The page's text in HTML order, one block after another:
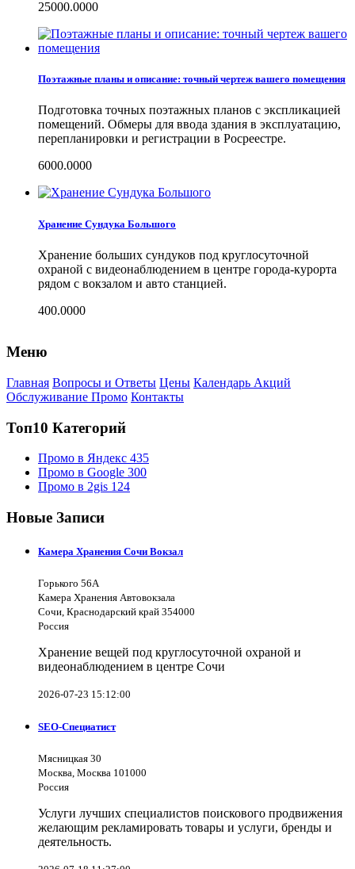
25000.0000
Поэтажные планы и описание: точный чертеж вашего помещения
Подготовка точных поэтажных планов с экспликацией
помещений. Обмеры для ввода здания в эксплуатацию,
перепланировки и регистрации в Росреестре.
6000.0000
Хранение Сундука Большого
Хранение больших сундуков под круглосуточной
охраной с видеонаблюдением в центре города-курорта
рядом с вокзалом и авто станцией.
400.0000
Меню
Главная Вопросы и Ответы Цены Календарь Акций
Обслуживание Промо Контакты
Топ10 Категорий
Промо в Яндекс 435
Промо в Google 300
Промо в 2gis 124
Новые Записи
Камера Хранения Сочи Вокзал
Горького 56А
Камера Хранения Автовокзала
Сочи, Краснодарский край 354000
Россия
Хранение вещей под круглосуточной охраной и
видеонаблюдением в центре Сочи
2026-07-23 15:12:00
SEO-Специатист
Мясницкая 30
Москва, Москва 101000
Россия
Услуги лучших специалистов поискового продвижения
желающим рекламировать товары и услуги, бренды и
деятельность.